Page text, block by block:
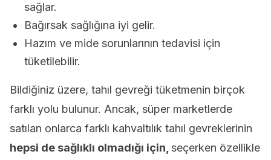
sağlar.
Bağırsak sağlığına iyi gelir.
Hazım ve mide sorunlarının tedavisi için
tüketilebilir.
Bildiğiniz üzere, tahıl gevreği tüketmenin birçok
farklı yolu bulunur. Ancak, süper marketlerde
satılan onlarca farklı kahvaltılık tahıl gevreklerinin
hepsi de sağlıklı olmadığı için, seçerken özellikle